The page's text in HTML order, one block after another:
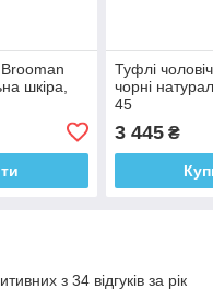
Brooman
шкіра,
Туфлі
чорні
45
3 445₴
з 34 відгуків за рік